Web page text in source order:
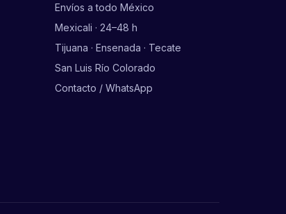
Envíos a todo México
Mexicali · 24–48 h
Tijuana · Ensenada · Tecate
San Luis Río Colorado
Contacto / WhatsApp